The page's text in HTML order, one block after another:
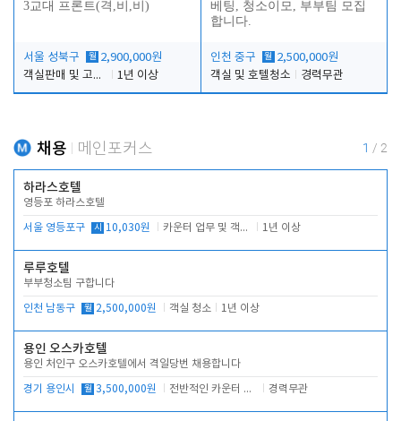
3교대 프론트(격,비,비)
서울 성북구 월 2,900,000원
객실판매 및 고객응대
1년 이상
베팅, 청소이모, 부부팀 모집
합니다.
인천 중구 월 2,500,000원
객실 및 호텔청소
경력무관
채용 메인포커스 1 / 2
하라스호텔
영등포 하라스호텔
서울 영등포구 시 10,030원 카운터 업무 및 객실관리(청소상태 확인, 객실판매) 1년 이상
루루호텔
부부청소팀 구합니다
인천 남동구 월 2,500,000원 객실 청소 1년 이상
용인 오스카호텔
용인 처인구 오스카호텔에서 격일당번 채용합니다
경기 용인시 월 3,500,000원 전반적인 카운터 업무 경력무관